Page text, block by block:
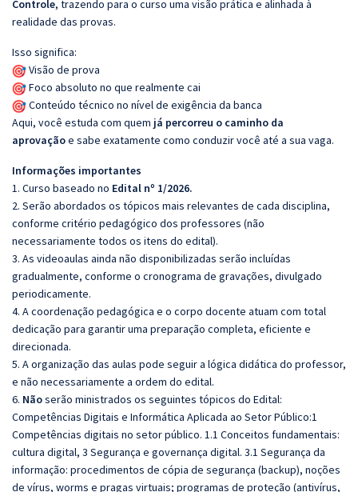
Controle, trazendo para o curso uma visão prática e alinhada à
realidade das provas.
Isso significa:
Visão de prova
Foco absoluto no que realmente cai
Conteúdo técnico no nível de exigência da banca
Aqui, você estuda com quem já percorreu o caminho da
aprovaçãoe sabe exatamente como conduzir você até a sua vaga.
Informações importantes
1. Curso baseado no Edital nº 1/2026.
2. Serão abordados os tópicos mais relevantes de cada disciplina,
conforme critério pedagógico dos professores (não
necessariamente todos os itens do edital).
3. As videoaulas ainda não disponibilizadas serão incluídas
gradualmente, conforme o cronograma de gravações, divulgado
periodicamente.
4. A coordenação pedagógica e o corpo docente atuam com total
dedicação para garantir uma preparação completa, eficiente e
direcionada.
5. A organização das aulas pode seguir a lógica didática do professor,
e não necessariamente a ordem do edital.
6. Nãoserão ministrados os seguintes tópicos do Edital:
Competências Digitais e Informática Aplicada ao Setor Público:1
Competências digitais no setor público. 1.1 Conceitos fundamentais:
cultura digital, 3 Segurança e governança digital. 3.1 Segurança da
informação: procedimentos de cópia de segurança (backup), noções
de vírus, worms e pragas virtuais; programas de proteção (antivírus,